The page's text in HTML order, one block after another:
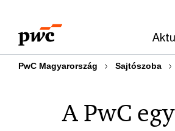
content
footer
PwC Magyarország Sajtószoba
A PwC